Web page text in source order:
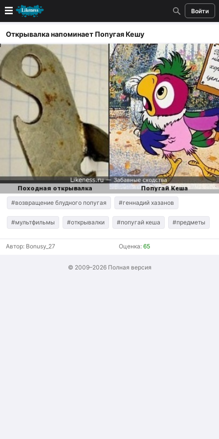
Войти
Новые
Лучшие
Голосование
Кандидаты
Случайное сходство 👍
Создать сходство
Для публикации необходима авторизация
Поиск
Открывалка напоминает Попугая Кешу
#возвращение блудного попугая #геннадий хазанов
#мультфильмы #открывалки #попугай кеша #предметы
Автор: Bonusy_27 Оценка: 65
© 2009–2026 Полная версия